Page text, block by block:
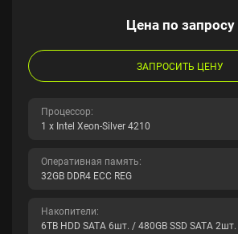
Цена по запросу
ЗАПРОСИТЬ ЦЕНУ
Процессор:
1 x Intel Xeon-Silver 4210
Оперативная память:
32GB DDR4 ECC REG
Накопители:
6TB HDD SATA 6шт. / 480GB SSD SATA 2шт.